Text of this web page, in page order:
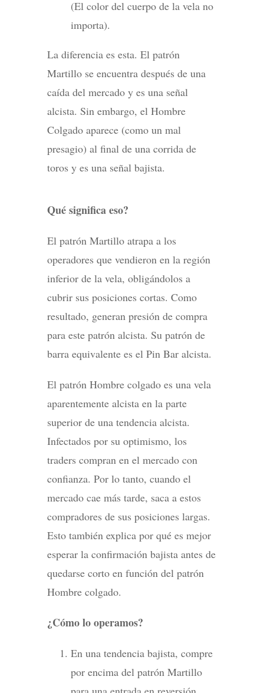
(El color del cuerpo de la vela no
importa).
La diferencia es esta. El patrón
Martillo se encuentra después de una
caída del mercado y es una señal
alcista. Sin embargo, el Hombre
Colgado aparece (como un mal
presagio) al final de una corrida de
toros y es una señal bajista.
Qué significa eso?
El patrón Martillo atrapa a los
operadores que vendieron en la región
inferior de la vela, obligándolos a
cubrir sus posiciones cortas. Como
resultado, generan presión de compra
para este patrón alcista. Su patrón de
barra equivalente es el Pin Bar alcista.
El patrón Hombre colgado es una vela
aparentemente alcista en la parte
superior de una tendencia alcista.
Infectados por su optimismo, los
traders compran en el mercado con
confianza. Por lo tanto, cuando el
mercado cae más tarde, saca a estos
compradores de sus posiciones largas.
Esto también explica por qué es mejor
esperar la confirmación bajista antes de
quedarse corto en función del patrón
Hombre colgado.
¿Cómo lo operamos?
En una tendencia bajista, compre
por encima del patrón Martillo